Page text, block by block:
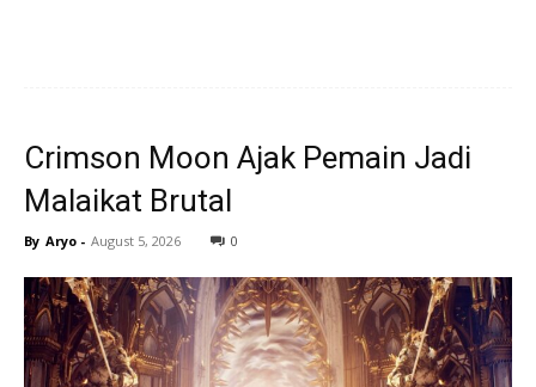
Crimson Moon Ajak Pemain Jadi
Malaikat Brutal
By Aryo - August 5, 2026 0